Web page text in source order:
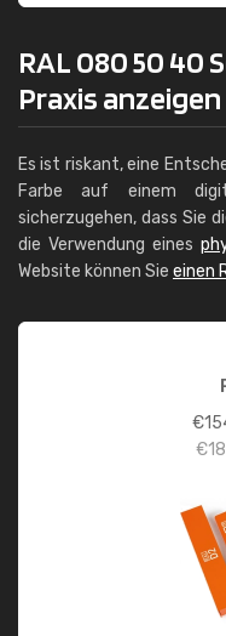
RAL 080 50 40
Praxis anzeigen
Es ist riskant, eine
Farbe auf einem
sicherzugehen, dass Sie
die Verwendung eines
Website können Sie einen
€
€